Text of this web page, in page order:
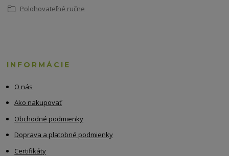
Polohovateľné ručne
INFORMÁCIE
O nás
Ako nakupovať
Obchodné podmienky
Doprava a platobné podmienky
Certifikáty